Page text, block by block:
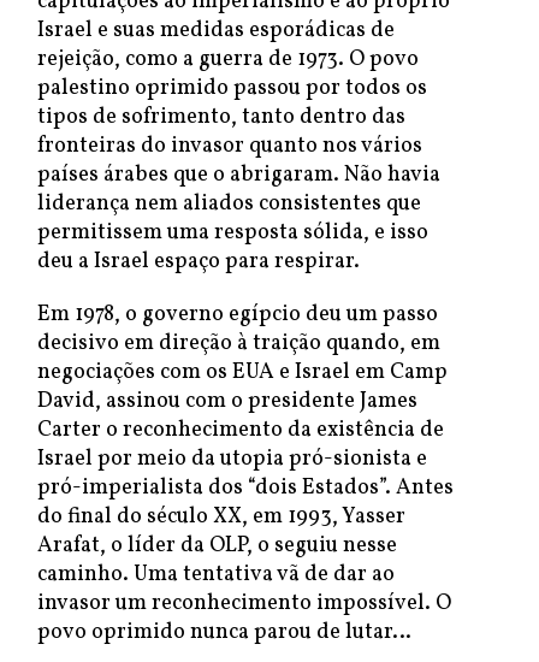
Israel e suas medidas esporádicas de
rejeição, como a guerra de 1973. O povo
palestino oprimido passou por todos os
tipos de sofrimento, tanto dentro das
fronteiras do invasor quanto nos vários
países árabes que o abrigaram. Não havia
liderança nem aliados consistentes que
permitissem uma resposta sólida, e isso
deu a Israel espaço para respirar.
Em 1978, o governo egípcio deu um passo
decisivo em direção à traição quando, em
negociações com os EUA e Israel em Camp
David, assinou com o presidente James
Carter o reconhecimento da existência de
Israel por meio da utopia pró-sionista e
pró-imperialista dos “dois Estados”. Antes
do final do século XX, em 1993, Yasser
Arafat, o líder da OLP, o seguiu nesse
caminho. Uma tentativa vã de dar ao
invasor um reconhecimento impossível. O
povo oprimido nunca parou de lutar…